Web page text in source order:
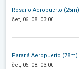
Rosario Aeropuerto (25m)
čet, 06. 08. 03:00
Paraná Aeropuerto (78m)
čet, 06. 08. 03:00